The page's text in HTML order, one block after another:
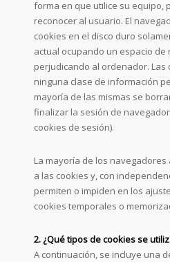
forma en que utilice su equipo,
reconocer al usuario. El
cookies en el disco duro
actual ocupando un espacio de
perjudicando al ordenador. Las
ninguna clase de información
mayoría de las mismas se
finalizar la sesión de
cookies de sesión).
La mayoría de los
a las cookies y, con
permiten o impiden en los
cookies temporales o
2. ¿Qué tipos de cookies se
A continuación, se incluye una